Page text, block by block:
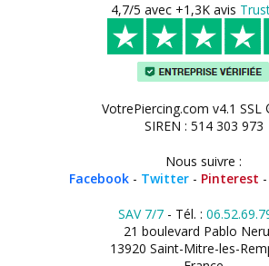
4,7/5 avec +1,3K avis
VotrePiercing.com v4.1 SSL
SIREN : 514 303 973
Nous suivre :
Facebook - Twitter - Pinterest -
SAV 7/7- Tél. :
21 boulevard Pablo
13920 Saint-Mitre-les-